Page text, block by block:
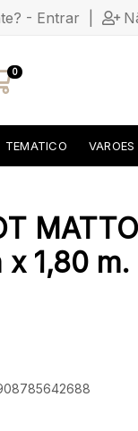
- Entrar
0
TEMATICO
x 1,80 m.